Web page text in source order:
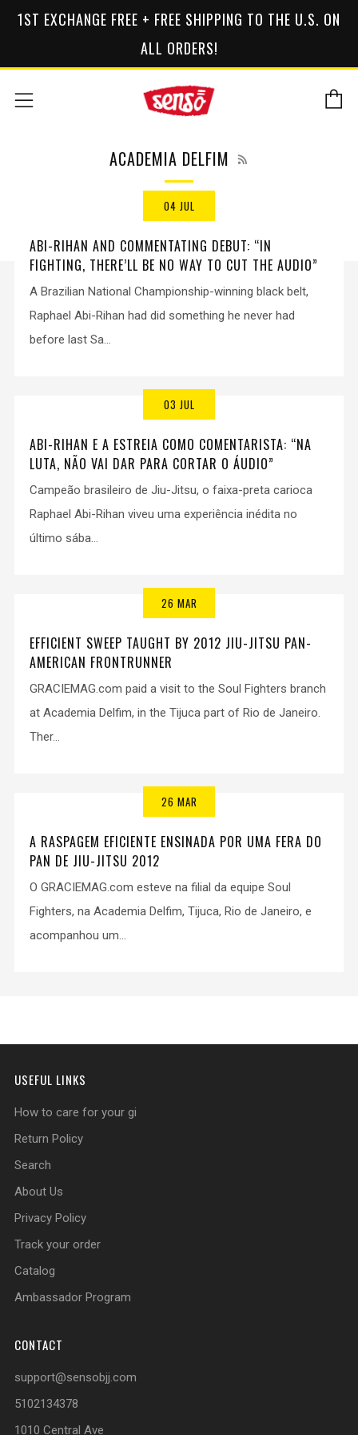
1ST EXCHANGE FREE + FREE SHIPPING TO THE U.S. ON
ALL ORDERS!
Menu
ACADEMIA DELFIM
04 JUL
ABI-RIHAN AND COMMENTATING DEBUT: “IN
FIGHTING, THERE’LL BE NO WAY TO CUT THE AUDIO”
A Brazilian National Championship-winning black belt,
Raphael Abi-Rihan had did something he never had
before last Sa...
03 JUL
ABI-RIHAN E A ESTREIA COMO COMENTARISTA: “NA
LUTA, NÃO VAI DAR PARA CORTAR O ÁUDIO”
Campeão brasileiro de Jiu-Jitsu, o faixa-preta carioca
Raphael Abi-Rihan viveu uma experiência inédita no
último sába...
26 MAR
EFFICIENT SWEEP TAUGHT BY 2012 JIU-JITSU PAN-
AMERICAN FRONTRUNNER
GRACIEMAG.com paid a visit to the Soul Fighters branch
at Academia Delfim, in the Tijuca part of Rio de Janeiro.
Ther...
26 MAR
A RASPAGEM EFICIENTE ENSINADA POR UMA FERA DO
PAN DE JIU-JITSU 2012
O GRACIEMAG.com esteve na filial da equipe Soul
Fighters, na Academia Delfim, Tijuca, Rio de Janeiro, e
acompanhou um...
USEFUL LINKS
How to care for your gi
Return Policy
Search
About Us
Privacy Policy
Track your order
Catalog
Ambassador Program
CONTACT
support@sensobjj.com
5102134378
1010 Central Ave